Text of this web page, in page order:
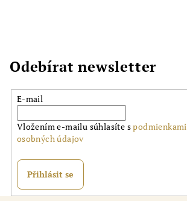
Odebírat newsletter
E-mail
Vložením e-mailu súhlasíte s
osobných údajov
Přihlásit se